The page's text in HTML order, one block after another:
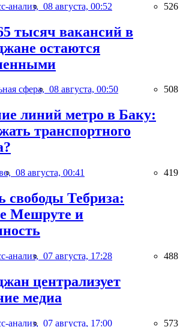
анализ, 08 августа, 00:52 526
тысяч вакансий в
остаются
сфера, 08 августа, 00:50 508
линий метро в Баку:
транспортного
08 августа, 00:41 419
свободы Тебриза:
Мешруте и
анализ, 07 августа, 17:28 488
централизует
медиа
анализ, 07 августа, 17:00 573